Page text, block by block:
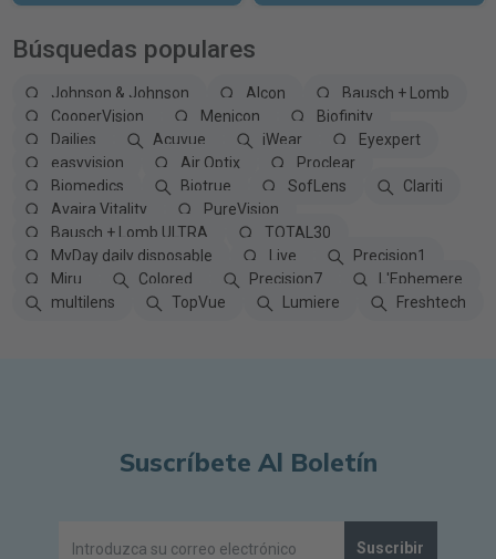
Búsquedas populares
Johnson & Johnson Alcon
Bausch + Lomb
CooperVision
Menicon
Biofinity
Dailies
Acuvue iWear
Eyexpert
easyvision
Air Optix
Proclear
Biomedics
Biotrue SofLens
Clariti
Avaira Vitality
PureVision
Bausch + Lomb ULTRA
TOTAL30
MyDay daily disposable
Live
Precision1
Miru
Colored Precision7
L'Ephemere
multilens
TopVue Lumiere Freshtech
Suscríbete Al Boletín
Suscribir